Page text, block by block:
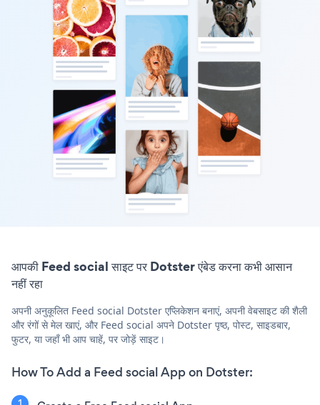
आपकी Feed social साइट पर Dotster एंबेड करना कभी आसान
नहीं रहा
अपनी अनुकूलित Feed social Dotster एप्लिकेशन बनाएं, अपनी वेबसाइट की शैली
और रंगों से मेल खाएं, और Feed social अपने Dotster पृष्ठ, पोस्ट, साइडबार,
फुटर, या जहाँ भी आप चाहें, पर जोड़ें साइट।
How To Add a Feed social App on Dotster: